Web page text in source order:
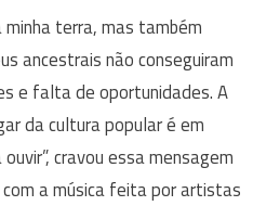
terra, mas também
ancestrais não conseguiram
e falta de oportunidades. A
da cultura popular é em
cravou essa mensagem
a música feita por artistas